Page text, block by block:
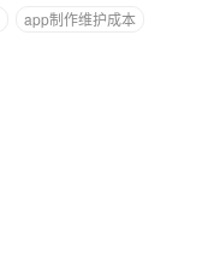
app制作维护成本